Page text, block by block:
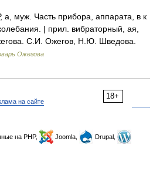
муж. Часть прибора, аппарата, в к
| прил. вибраторный, ая,
С.И. Ожегов, Н.Ю. Шведова.
Ожегова
18+
на сайте
на PHP, Joomla,
Drupal,